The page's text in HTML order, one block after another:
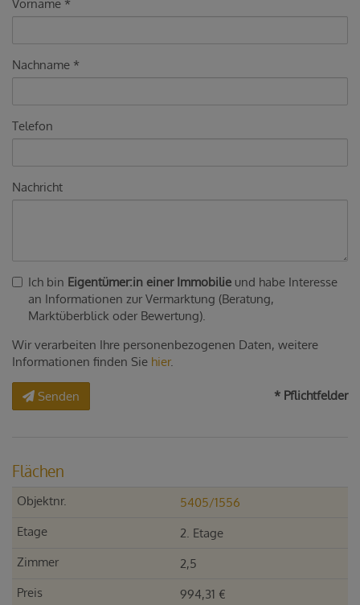
Vorname
Nachname
Telefon
Nachricht
Ich bin Eigentümer:in einer Immobilie und habe Interesse
an Informationen zur Vermarktung (Beratung,
Marktüberblick oder Bewertung).
Wir verarbeiten Ihre personenbezogenen Daten, weitere
Informationen finden Sie hier.
Senden * Pflichtfelder
Flächen
5405/1556
2. Etage
2,5
994,31 €